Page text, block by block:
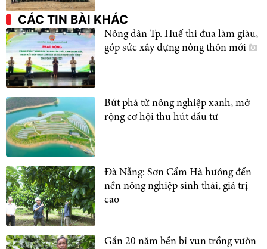
CÁC TIN BÀI KHÁC
Nông dân Tp. Huế thi đua làm giàu,
góp sức xây dựng nông thôn mới
Bứt phá từ nông nghiệp xanh, mở
rộng cơ hội thu hút đầu tư
Đà Nẵng: Sơn Cẩm Hà hướng đến
nền nông nghiệp sinh thái, giá trị
cao
Gần 20 năm bền bỉ vun trồng vườn